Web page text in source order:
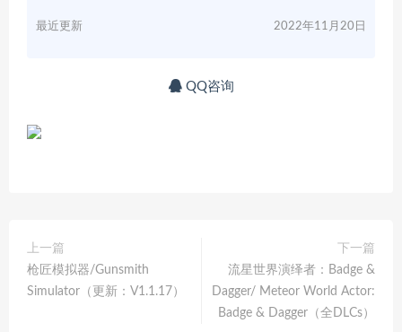
最近更新 2022年11月20日
QQ咨询
上一篇
枪匠模拟器/Gunsmith
Simulator（更新：V1.1.17）
下一篇
流星世界演绎者：Badge &
Dagger/ Meteor World Actor:
Badge & Dagger（全DLCs）